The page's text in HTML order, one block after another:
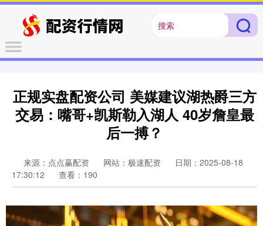
正规实盘配资公司 美媒建议湖热爵三方
交易：嘴哥+凯斯勒入湖人 40岁詹皇最
后一搏？
来源：点点赢配资 网站：极速配资
日期：2025-08-18
17:30:12
查看：190